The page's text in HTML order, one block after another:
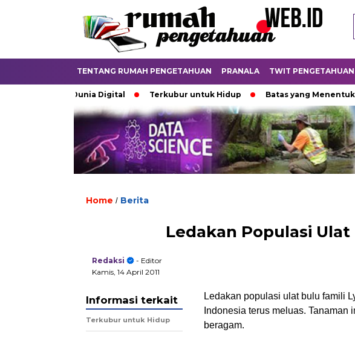
TENTANG RUMAH PENGETAHUAN PRANALA TWIT PENGETAHUAN
di Dunia Digital Terkubur untuk Hidup Batas yang Menentukan
Home / Berita
Ledakan Populasi
Redaksi
- Editor
Kamis, 14 April 2011
Ledakan populasi ulat bulu famili
Indonesia terus meluas. Tanaman
beragam.
Informasi terkait
Terkubur untuk Hidup